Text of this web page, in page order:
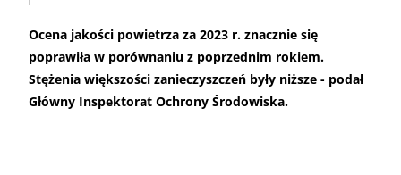
Ocena jakości powietrza za 2023 r. znacznie się
poprawiła w porównaniu z poprzednim rokiem.
Stężenia większości zanieczyszczeń były niższe - podał
Główny Inspektorat Ochrony Środowiska.